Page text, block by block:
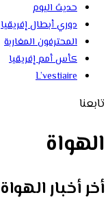
حديث اليوم
دوري أبطال إفريقيا
المحترفون المغاربة
كأس أمم إفريقيا
L’vestiaire
تابعنا
الهواة
أخر أخبار الهواة